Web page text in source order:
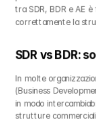
tra SDR, BDR e AE
correttamente la
SDR vs BDR:
In molte
(Business
in modo
strutture